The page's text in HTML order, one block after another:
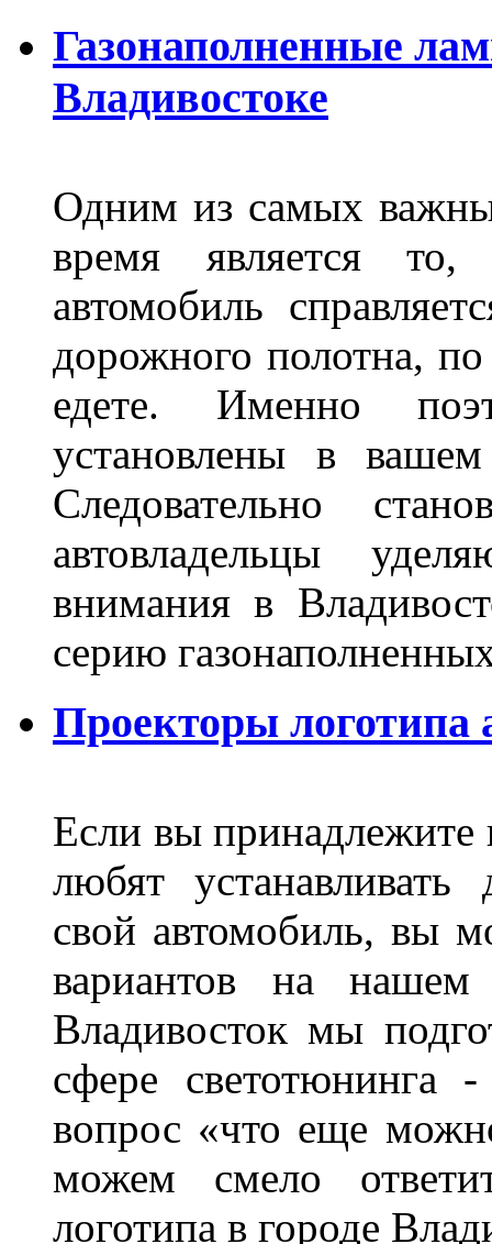
Газонаполненные
Владивостоке
Одним из самых
время является то,
автомобиль
дорожного полотна,
едете. Именно
установлены в
Следовательно
автовладельцы
внимания в
серию
Проекторы логотипа
Если вы принадлежите
любят устанавливать
свой автомобиль, вы
вариантов на
Владивосток мы
сфере светотюнинга
вопрос «что еще
можем смело
логотипа в городе